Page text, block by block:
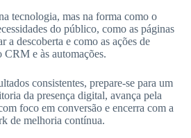
tecnologia, mas na forma como o
do público, como as páginas
a descoberta e como as ações de
CRM e às automações.
consistentes, prepare-se para um
da presença digital, avança pela
foco em conversão e encerra com a
de melhoria contínua.